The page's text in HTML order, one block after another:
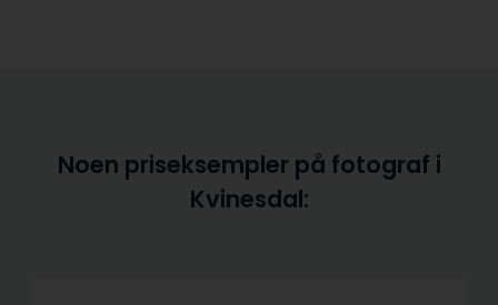
Noen priseksempler på fotograf i
Kvinesdal: